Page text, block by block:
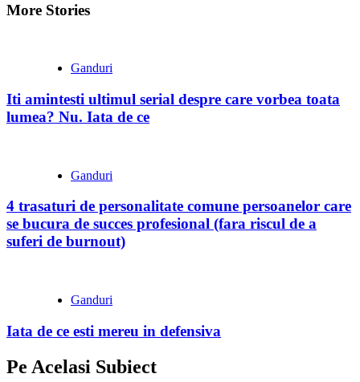
More Stories
Ganduri
Iti amintesti ultimul serial despre care vorbea toata
lumea? Nu. Iata de ce
Ganduri
4 trasaturi de personalitate comune persoanelor care
se bucura de succes profesional (fara riscul de a
suferi de burnout)
Ganduri
Iata de ce esti mereu in defensiva
Pe Acelasi Subiect